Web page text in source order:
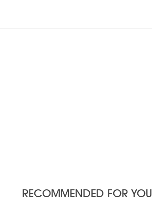
RECOMMENDED FOR YOU